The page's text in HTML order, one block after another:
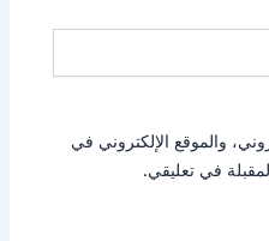
والموقع الإلكتروني في
في تعليقي.